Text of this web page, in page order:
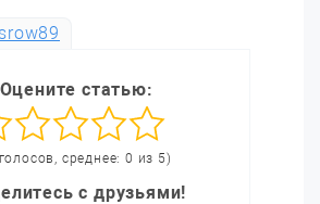
Оцените статью:
среднее: 0 из 5)
с друзьями!